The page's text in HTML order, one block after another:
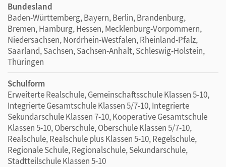
Bundesland
Baden-Württemberg, Bayern, Berlin, Brandenburg,
Bremen, Hamburg, Hessen, Mecklenburg-Vorpommern,
Niedersachsen, Nordrhein-Westfalen, Rheinland-Pfalz,
Saarland, Sachsen, Sachsen-Anhalt, Schleswig-Holstein,
Thüringen
Schulform
Erweiterte Realschule, Gemeinschaftsschule Klassen 5-10,
Integrierte Gesamtschule Klassen 5/7-10, Integrierte
Sekundarschule Klassen 7-10, Kooperative Gesamtschule
Klassen 5-10, Oberschule, Oberschule Klassen 5/7-10,
Realschule, Realschule plus Klassen 5-10, Regelschule,
Regionale Schule, Regionalschule, Sekundarschule,
Stadtteilschule Klassen 5-10